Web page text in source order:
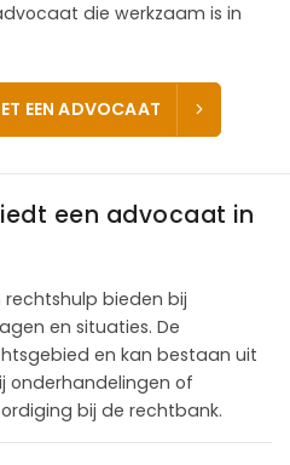
die werkzaam is in
EEN ADVOCAAT
een advocaat in
rechtshulp bieden bij
en situaties. De
en kan bestaan uit
onderhandelingen of
bij de rechtbank.